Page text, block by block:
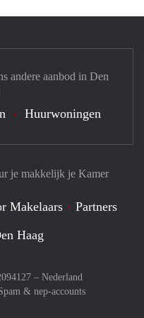
je makkelijk je Kamer
Makelaars
Partners
Haag
– Nederland
& nep-accounts
andere aanbod in Den
Huurwoningen